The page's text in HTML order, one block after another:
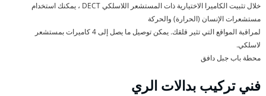
خلال تثبيت الكاميرا الاختيارية ذات المستشعر اللاسلكي DECT ، يمكنك استخدام
مستشعرات الإنسان (الحرارة) والحركة
لمراقبة المواقع التي تثير قلقك. يمكن توصيل ما يصل إلى 4 كاميرات بمستشعر
لاسلكي.
محطة باب جبل دافق
فني تركيب بدالات الري